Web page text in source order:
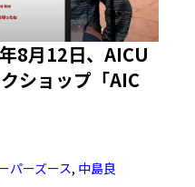
8月12日、AICU
ショップ「AIC
パーズース, 中島良